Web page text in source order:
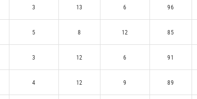
3 13 6 96
5 8 12 85
3 12 6 91
4 12 9 89